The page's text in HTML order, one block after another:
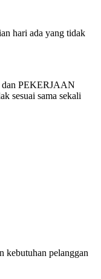
hari ada yang tidak
dan PEKERJAAN
sesuai sama sekali
kebutuhan pelanggan